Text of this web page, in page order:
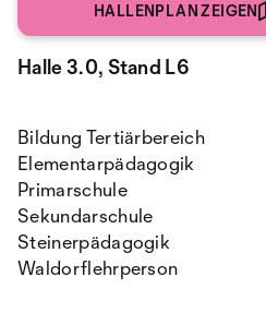
HALLENPLAN ZEIGEN
Halle 3.0, Stand L6
Bildung Tertiärbereich
Elementarpädagogik
Primarschule
Sekundarschule
Steinerpädagogik
Waldorflehrperson